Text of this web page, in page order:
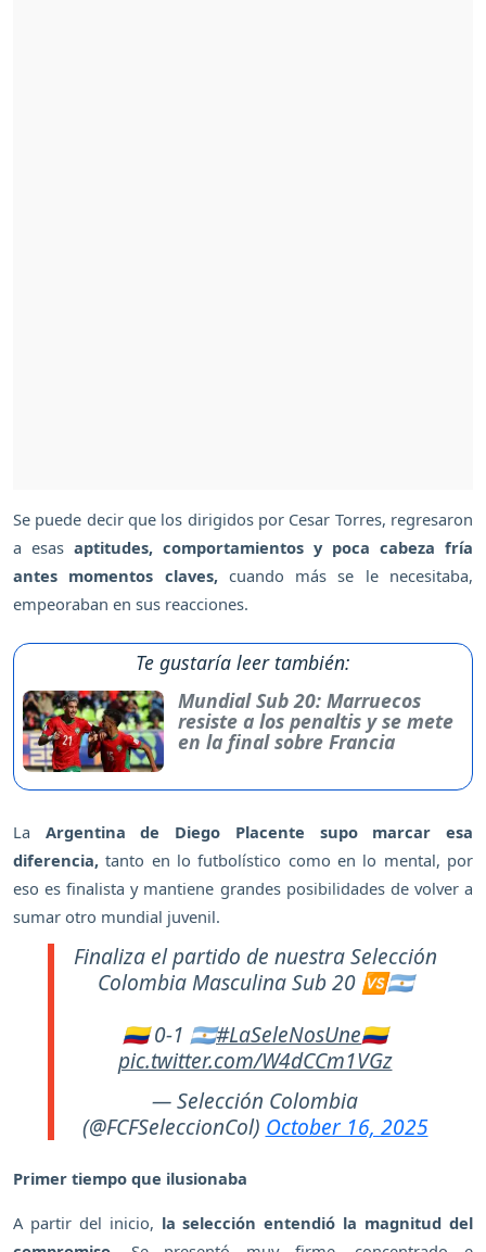
Se puede decir que los dirigidos por Cesar Torres, regresaron
a esas aptitudes, comportamientos y poca cabeza fría
antes momentos claves, cuando más se le necesitaba,
empeoraban en sus reacciones.
Te gustaría leer también:
Mundial Sub 20: Marruecos
resiste a los penaltis y se mete
en la final sobre Francia
La Argentina de Diego Placente supo marcar esa
diferencia,tanto en lo futbolístico como en lo mental, por
eso es finalista y mantiene grandes posibilidades de volver a
sumar otro mundial juvenil.
Finaliza el partido de nuestra Selección
Colombia Masculina Sub 20 🆚🇦🇷
🇨🇴 0-1 🇦🇷#LaSeleNosUne🇨🇴
pic.twitter.com/W4dCCm1VGz
— Selección Colombia
(@FCFSeleccionCol) October 16, 2025
Primer tiempo que ilusionaba
A partir del inicio, la selección entendió la magnitud del